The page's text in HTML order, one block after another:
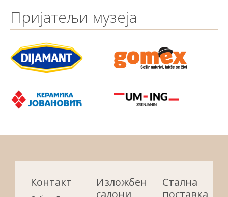
Пријатељи музеја
Контакт
Изложбени
салони
Стална
поставка